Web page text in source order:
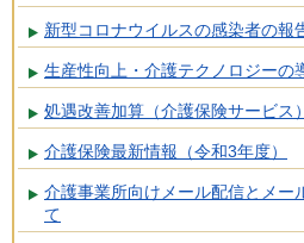
新型コロナウイルスの感染者の報
生産性向上・介護テクノロジーの
処遇改善加算（介護保険サービス
介護保険最新情報（令和3年度）
介護事業所向けメール配信とメー
て